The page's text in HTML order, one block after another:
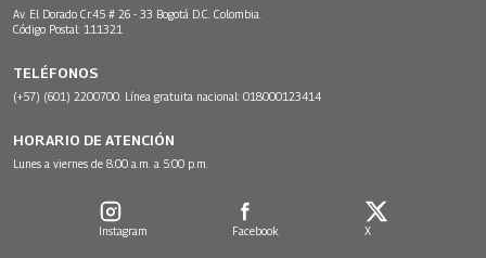
Av. El Dorado Cr.45 # 26 - 33 Bogotá D.C. Colombia.
Código Postal: 111321
TELÉFONOS
(+57) (601) 2200700. Línea gratuita nacional: 018000123414
HORARIO DE ATENCIÓN
Lunes a viernes de 8:00 a.m. a 5:00 p.m.
Instagram Facebook X